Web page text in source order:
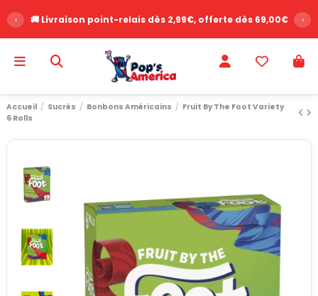
‹ 🚚 Livraison point-relais dès 2,99€, offerte dès 69,00€ ›
Accueil Sucrés Bonbons Américains
Fruit By The Foot Variety
6 Rolls